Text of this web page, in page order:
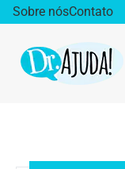
Sobre nósContato
Obesidade